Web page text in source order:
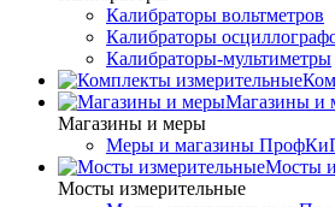
Калибраторы вольтметров
Калибраторы
Калибраторы-мультиметры
Магазины и
Магазины и меры
Меры и магазины
Мосты
Мосты измерительные